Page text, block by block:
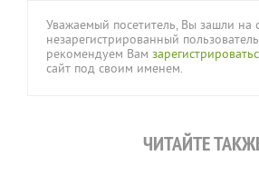
Уважаемый посетитель, Вы зашли на
незарегистрированный
рекомендуем Вам
сайт под своим именем.
ЧИТАЙТЕ